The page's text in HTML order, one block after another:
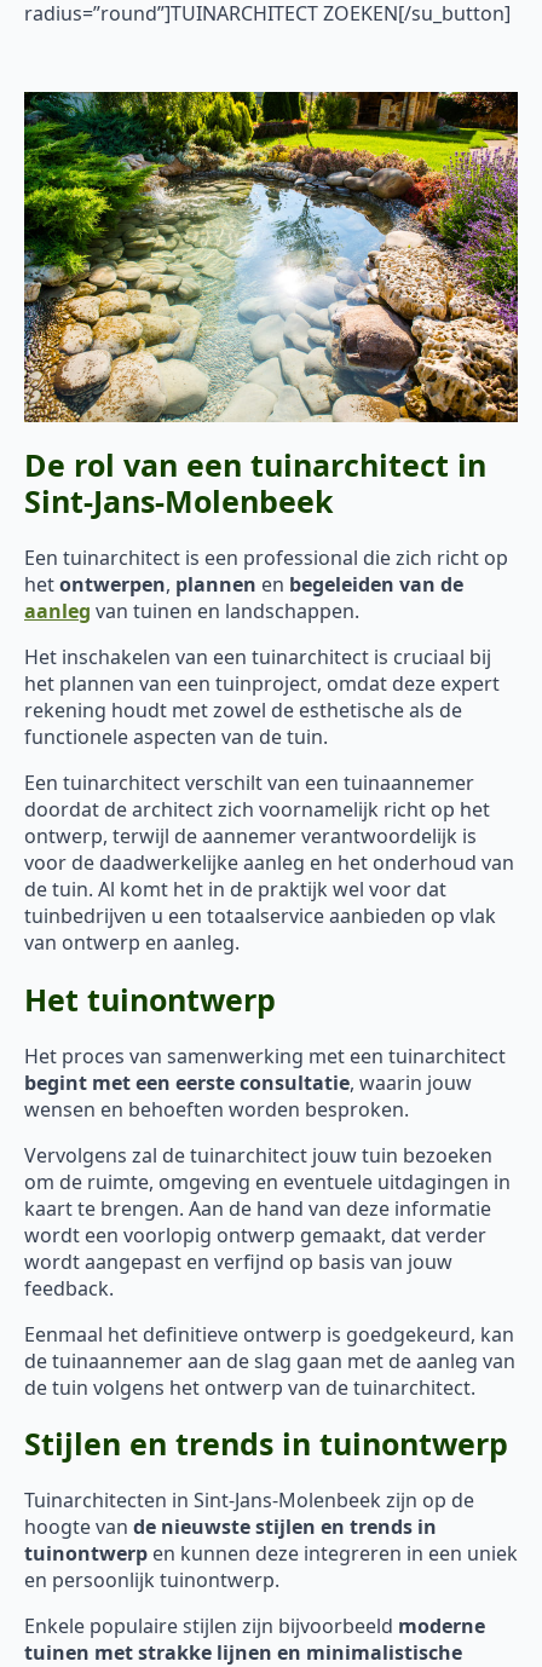
radius=”round”]TUINARCHITECT ZOEKEN[/su_button]
De rol van een tuinarchitect in
Sint-Jans-Molenbeek
Een tuinarchitect is een professional die zich richt op
hetontwerpen, plannen en begeleiden van de
aanleg van tuinen en landschappen.
Het inschakelen van een tuinarchitect is cruciaal bij
het plannen van een tuinproject, omdat deze expert
rekening houdt met zowel de esthetische als de
functionele aspecten van de tuin.
Een tuinarchitect verschilt van een tuinaannemer
doordat de architect zich voornamelijk richt op het
ontwerp, terwijl de aannemer verantwoordelijk is
voor de daadwerkelijke aanleg en het onderhoud van
de tuin. Al komt het in de praktijk wel voor dat
tuinbedrijven u een totaalservice aanbieden op vlak
van ontwerp en aanleg.
Het tuinontwerp
Het proces van samenwerking met een tuinarchitect
begint met een eerste consultatie, waarin jouw
wensen en behoeften worden besproken.
Vervolgens zal de tuinarchitect jouw tuin bezoeken
om de ruimte, omgeving en eventuele uitdagingen in
kaart te brengen. Aan de hand van deze informatie
wordt een voorlopig ontwerp gemaakt, dat verder
wordt aangepast en verfijnd op basis van jouw
feedback.
Eenmaal het definitieve ontwerp is goedgekeurd, kan
de tuinaannemer aan de slag gaan met de aanleg van
de tuin volgens het ontwerp van de tuinarchitect.
Stijlen en trends in tuinontwerp
Tuinarchitecten in Sint-Jans-Molenbeek zijn op de
hoogte van de nieuwste stijlen en trends in
tuinontwerp en kunnen deze integreren in een uniek
en persoonlijk tuinontwerp.
Enkele populaire stijlen zijn bijvoorbeeld moderne
tuinen met strakke lijnen en minimalistische